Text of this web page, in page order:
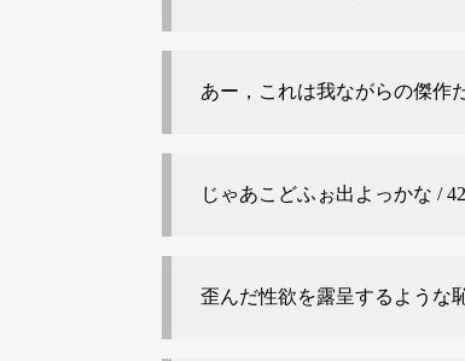
あー，これは我ながらの傑作
じゃあこどふぉ出よっかな /
歪んだ性欲を露呈するような